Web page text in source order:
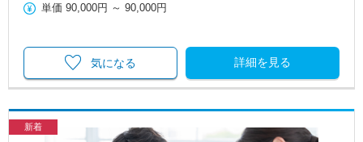
単価 90,000円 ～90,000円
詳細を見る
気になる
新着